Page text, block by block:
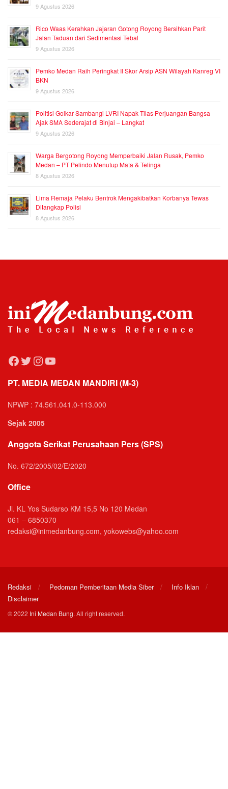
9 Agustus 2026
Rico Waas Kerahkan Jajaran Gotong Royong Bersihkan Parit
Jalan Taduan dari Sedimentasi Tebal
9 Agustus 2026
Pemko Medan Raih Peringkat II Skor Arsip ASN Wilayah Kanreg VI
BKN
9 Agustus 2026
Politisi Golkar Sambangi LVRI Napak Tilas Perjuangan Bangsa
Ajak SMA Sederajat di Binjai – Langkat
9 Agustus 2026
Warga Bergotong Royong Memperbaiki Jalan Rusak, Pemko
Medan – PT Pelindo Menutup Mata & Telinga
8 Agustus 2026
Lima Remaja Pelaku Bentrok Mengakibatkan Korbanya Tewas
Ditangkap Polisi
8 Agustus 2026
Facebook
Twitter
Instagram
YouTube
PT. MEDIA MEDAN MANDIRI (M-3)
NPWP : 74.561.041.0-113.000
Sejak 2005
Anggota Serikat Perusahaan Pers (SPS)
No. 672/2005/02/E/2020
Office
Jl. KL Yos Sudarso KM 15,5 No 120 Medan
061 – 6850370
redaksi@inimedanbung.com, yokowebs@yahoo.com
Redaksi Pedoman Pemberitaan Media Siber
Info Iklan
Disclaimer
© 2022 Ini Medan Bung. All right reserved.